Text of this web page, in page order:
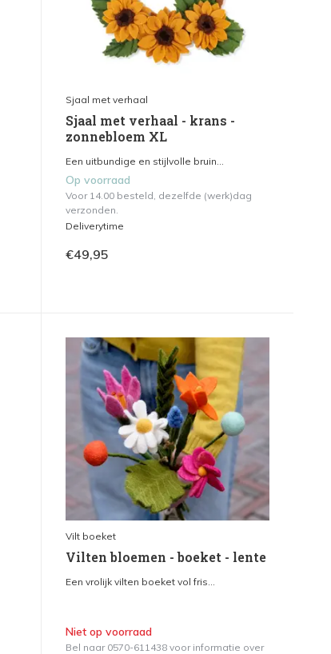
Sjaal met verhaal
Sjaal met verhaal - krans -
zonnebloem XL
Een uitbundige en stijlvolle bruin...
Op voorraad
Voor 14.00 besteld, dezelfde (werk)dag
verzonden.
Deliverytime
€49,95
Vilt boeket
Vilten bloemen - boeket - lente
Een vrolijk vilten boeket vol fris...
Niet op voorraad
Bel naar 0570-611438 voor informatie over